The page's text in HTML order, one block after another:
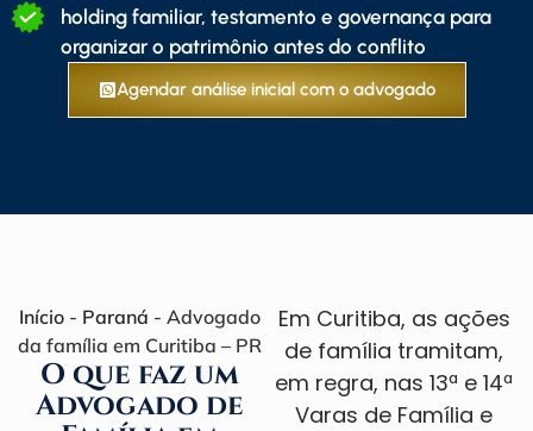
holding familiar, testamento e governança para
organizar o patrimônio antes do conflito
Agendar análise inicial com o advogado
Início- Paraná - Advogado
da família em Curitiba – PR
O que faz um
Advogado de
Em Curitiba, as ações
de família tramitam,
em regra, nas 13ª e 14ª
Varas de Família e